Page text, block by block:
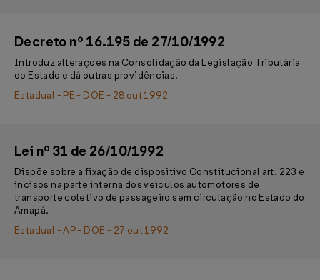
Decreto nº 16.195 de 27/10/1992
Introduz alterações na Consolidação da Legislação Tributária
do Estado e dá outras providências.
Estadual - PE - DOE - 28 out 1992
Lei nº 31 de 26/10/1992
Dispõe sobre a fixação de dispositivo Constitucional art. 223 e
incisos na parte interna dos veículos automotores de
transporte coletivo de passageiro sem circulação no Estado do
Amapá.
Estadual - AP - DOE - 27 out 1992